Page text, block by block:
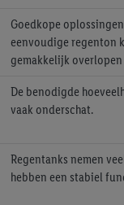
Goedkope
eenvoudige regenton
gemakkelijk
De benodigde
vaak onderschat.
Regentanks nemen
hebben een stabiel